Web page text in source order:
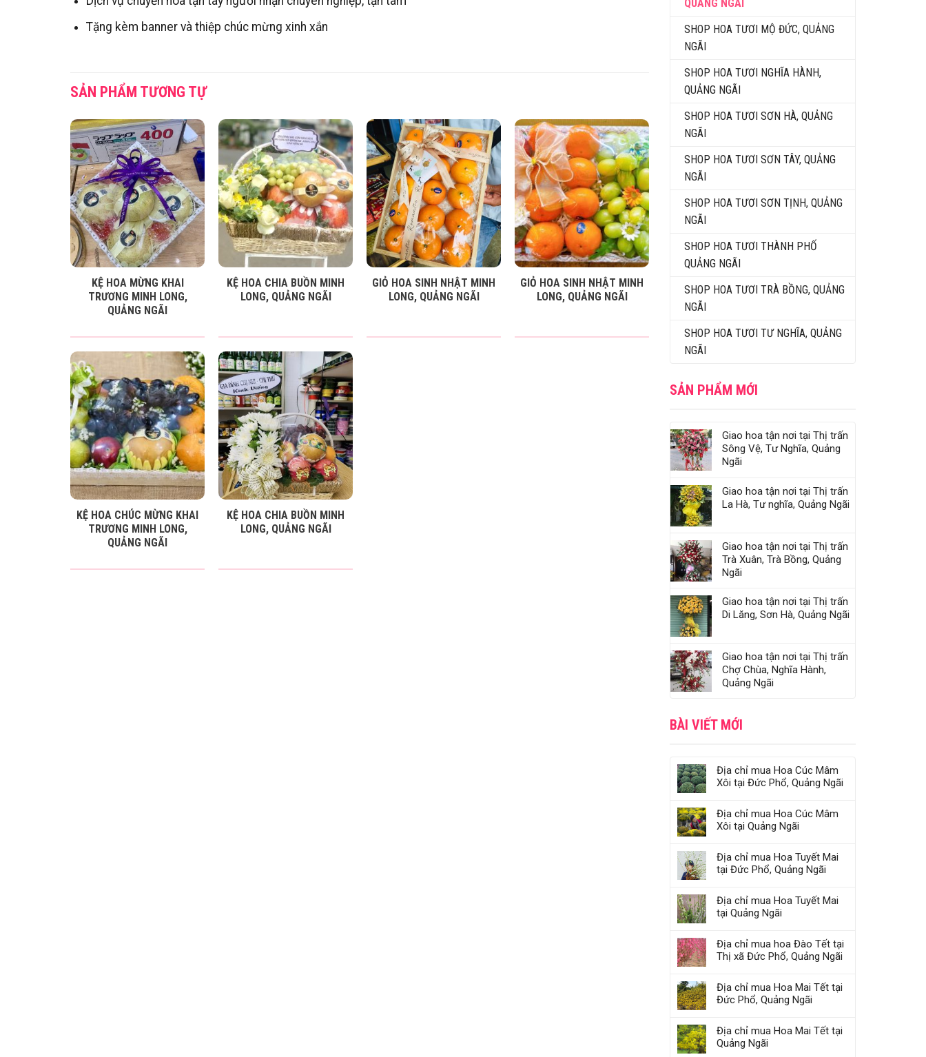
QUẢNG NGÃI
SHOP HOA TƯƠI MỘ ĐỨC, QUẢNG
NGÃI
SHOP HOA TƯƠI NGHĨA HÀNH,
QUẢNG NGÃI
SHOP HOA TƯƠI SƠN HÀ, QUẢNG
NGÃI
SHOP HOA TƯƠI SƠN TÂY, QUẢNG
NGÃI
SHOP HOA TƯƠI SƠN TỊNH, QUẢNG
NGÃI
SHOP HOA TƯƠI THÀNH PHỐ
QUẢNG NGÃI
SHOP HOA TƯƠI TRÀ BỒNG, QUẢNG
NGÃI
SHOP HOA TƯƠI TƯ NGHĨA, QUẢNG
NGÃI
SẢN PHẨM MỚI
Giao hoa tận nơi tại Thị trấn
Sông Vệ, Tư Nghĩa, Quảng
Ngãi
Giao hoa tận nơi tại Thị trấn
La Hà, Tư nghĩa, Quảng Ngãi
Giao hoa tận nơi tại Thị trấn
Trà Xuân, Trà Bồng, Quảng
Ngãi
Giao hoa tận nơi tại Thị trấn
Di Lăng, Sơn Hà, Quảng Ngãi
Giao hoa tận nơi tại Thị trấn
Chợ Chùa, Nghĩa Hành,
Quảng Ngãi
BÀI VIẾT MỚI
Địa chỉ mua Hoa Cúc Mâm
Xôi tại Đức Phổ, Quảng Ngãi
Địa chỉ mua Hoa Cúc Mâm
Xôi tại Quảng Ngãi
Địa chỉ mua Hoa Tuyết Mai
tại Đức Phổ, Quảng Ngãi
Địa chỉ mua Hoa Tuyết Mai
tại Quảng Ngãi
Địa chỉ mua hoa Đào Tết tại
Thị xã Đức Phổ, Quảng Ngãi
Địa chỉ mua Hoa Mai Tết tại
Đức Phổ, Quảng Ngãi
Địa chỉ mua Hoa Mai Tết tại
Quảng Ngãi
Tặng kèm banner và thiệp chúc mừng xinh xắn
SẢN PHẨM TƯƠNG TỰ
KỆ HOA MỪNG KHAI
TRƯƠNG MINH LONG,
QUẢNG NGÃI
KỆ HOA CHIA BUỒN MINH
LONG, QUẢNG NGÃI
GIỎ HOA SINH NHẬT MINH
LONG, QUẢNG NGÃI
GIỎ HOA SINH NHẬT MINH
LONG, QUẢNG NGÃI
KỆ HOA CHÚC MỪNG KHAI
TRƯƠNG MINH LONG,
QUẢNG NGÃI
KỆ HOA CHIA BUỒN MINH
LONG, QUẢNG NGÃI